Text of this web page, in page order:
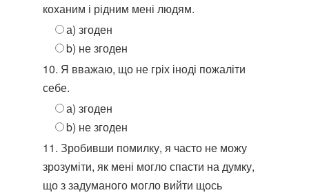
коханим і рідним мені людям.
а) згоден
b) не згоден
10. Я вважаю, що не гріх іноді пожаліти
себе.
а) згоден
b) не згоден
11. Зробивши помилку, я часто не можу
зрозуміти, як мені могло спасти на думку,
що з задуманого могло вийти щось